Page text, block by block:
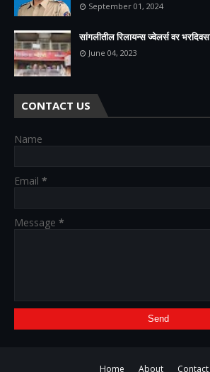
September 01, 2024
सांगलीतील रिलायन्स ज्वेलर्स वर
June 04, 2023
CONTACT US
Name
Email *
Message *
Home About